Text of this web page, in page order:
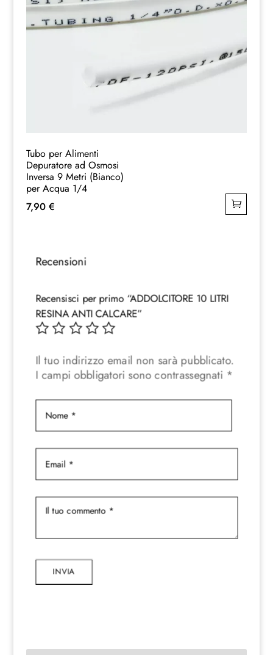
Tubo per Alimenti
Depuratore ad Osmosi
Inversa 9 Metri (Bianco)
per Acqua 1/4
7,90 €
Recensioni
Recensisci per primo “ADDOLCITORE 10 LITRI
RESINA ANTI CALCARE”
Il tuo indirizzo email non sarà pubblicato.
I campi obbligatori sono contrassegnati *
INVIA